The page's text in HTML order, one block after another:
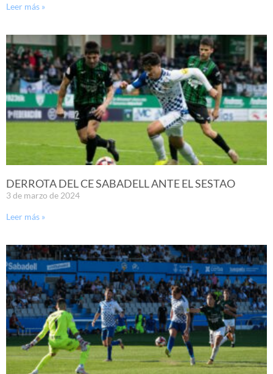
Leer más »
DERROTA DEL CE SABADELL ANTE EL SESTAO
3 de marzo de 2024
Leer más »